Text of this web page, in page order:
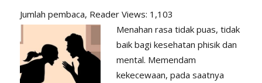
Jumlah pembaca, ReaderViews: 1,103
Menahan rasa tidak puas, tidak
baik bagi kesehatan phisik dan
mental. Memendam
kekecewaan, pada saatnya